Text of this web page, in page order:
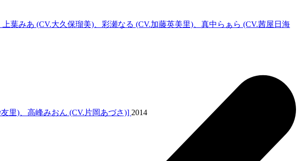
上葉みあ (CV.大久保瑠美)、彩瀬なる (CV.加藤英美里)、真中らぁら (CV.茜屋日海
友里)、高峰みおん (CV.片岡あづさ)] 2014